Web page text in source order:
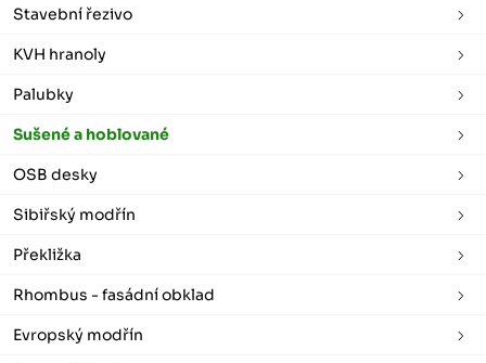
Stavební řezivo
KVH hranoly
Palubky
Sušené a hoblované
OSB desky
Sibiřský modřín
Překližka
Rhombus - fasádní obklad
Evropský modřín